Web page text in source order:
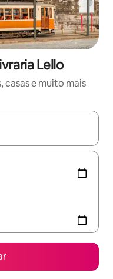
Lello
casas e muito mais
navegue com